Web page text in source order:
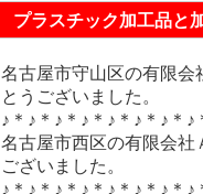
プラスチック加工品と
名古屋市守山区の有限会
とうございました。
♪＊♪＊♪＊♪＊♪＊♪＊♪＊
名古屋市西区の有限会社
ございました。
♪＊♪＊♪＊♪＊♪＊♪＊♪＊